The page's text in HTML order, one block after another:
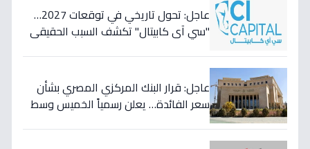
عاجل: تحول تاريخي في توقعات 2027…
"سي آي كابيتال" تكشف السبب الحقيقي
عاجل: قرار البنك المركزي المصري بشأن
سعر الفائدة… يعلن رسمياً الخميس وسط